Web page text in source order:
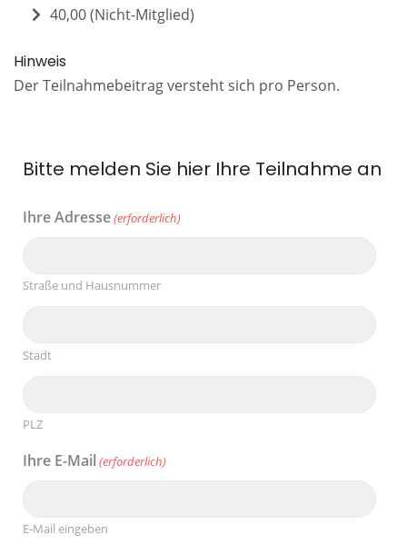
40,00 (Nicht-Mitglied)
Hinweis
Der Teilnahmebeitrag versteht sich pro Person.
Bitte melden Sie hier Ihre Teilnahme an
Ihre Adresse(erforderlich)
Straße und Hausnummer
Stadt
PLZ
Ihre E-Mail (erforderlich)
E-Mail eingeben